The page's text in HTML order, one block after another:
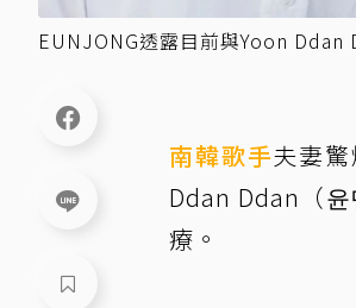
EUNJONG透露目前與Yoon Ddan
南韓歌手夫妻
Ddan Ddan（
療。